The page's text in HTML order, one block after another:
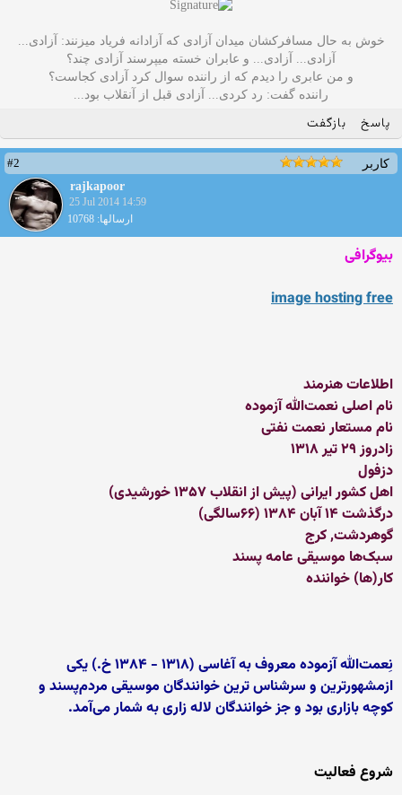
خوش به حال مسافرکشان میدان آزادی که آزادانه فریاد میزنند: آزادی...
آزادی... آزادی... و عابران خسته میپرسند آزادی چند؟
و من عابری را دیدم که از راننده سوال کرد آزادی کجاست؟
راننده گفت: رد کردی... آزادی قبل از آنقلاب بود...
پاسخ بازگفت
کاربر
#2
rajkapoor
25 Jul 2014 14:59
ارسالها: 10768
بیوگرافی
image hosting free
اطلاعات هنرمند
نام اصلی نعمت‌الله آزموده
نام مستعار نعمت نفتی
زادروز ۲۹ تیر ۱۳۱۸
دزفول
اهل کشور ایرانی (پیش از انقلاب ۱۳۵۷ خورشیدی)
درگذشت ۱۴ آبان ۱۳۸۴ (۶۶سالگی)
گوهردشت, کرج
سبک‌ها موسیقی عامه پسند
کار(ها) خواننده
نِعمت‌الله آزموده معروف به آغاسی (۱۳۱۸ - ۱۳۸۴ خ.) یکی
ازمشهورترین و سرشناس ترین خوانندگان موسیقی مردم‌پسند و
کوچه بازاری بود و جز خوانندگان لاله زاری به شمار می‌آمد.
شروع فعالیت